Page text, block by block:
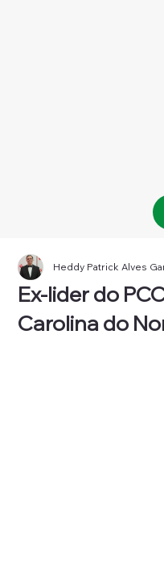
Ex-lider do
Carolina do
Heddy Patrick Alves